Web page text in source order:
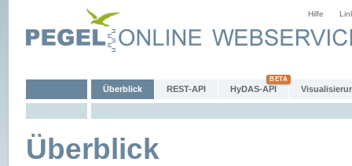
Hilfe
Überblick REST-API HyDAS-API
Überblick